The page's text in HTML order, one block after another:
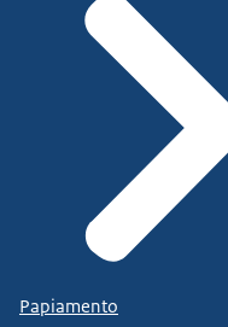
Papiamento